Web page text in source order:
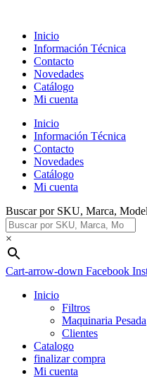
contenido
Inicio
Información Técnica
Contacto
Novedades
Catálogo
Mi cuenta
Inicio
Información Técnica
Contacto
Novedades
Catálogo
Mi cuenta
Buscar por SKU, Marca,
×
Cart-arrow-down Facebook
Inicio
Filtros
Maquinaria Pesada
Clientes
Catalogo
finalizar compra
Mi cuenta